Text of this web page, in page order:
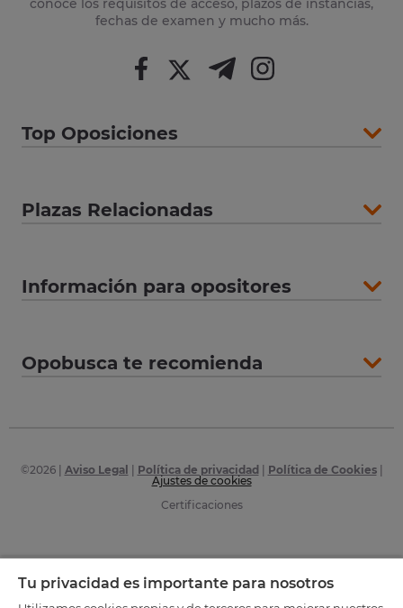
conoce los requisitos de acceso, plazos de instancias,
fechas de examen y mucho más.
Top Oposiciones
Plazas Relacionadas
Información para opositores
Opobusca te recomienda
©2026| Aviso Legal Política de privacidad Política de Cookies|
Ajustes de cookies
Certificaciones
Tu privacidad es importante para nosotros